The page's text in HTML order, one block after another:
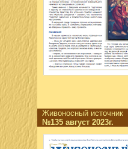
Живоносный
№135 август 2023г.